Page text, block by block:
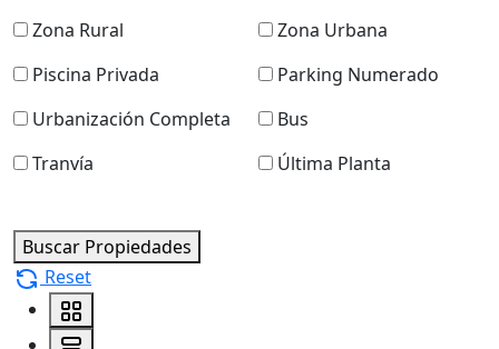
Zona Rural
Zona Urbana
Piscina Privada
Parking Numerado
Urbanización Completa
Bus
Tranvía
Última Planta
Buscar Propiedades
Reset